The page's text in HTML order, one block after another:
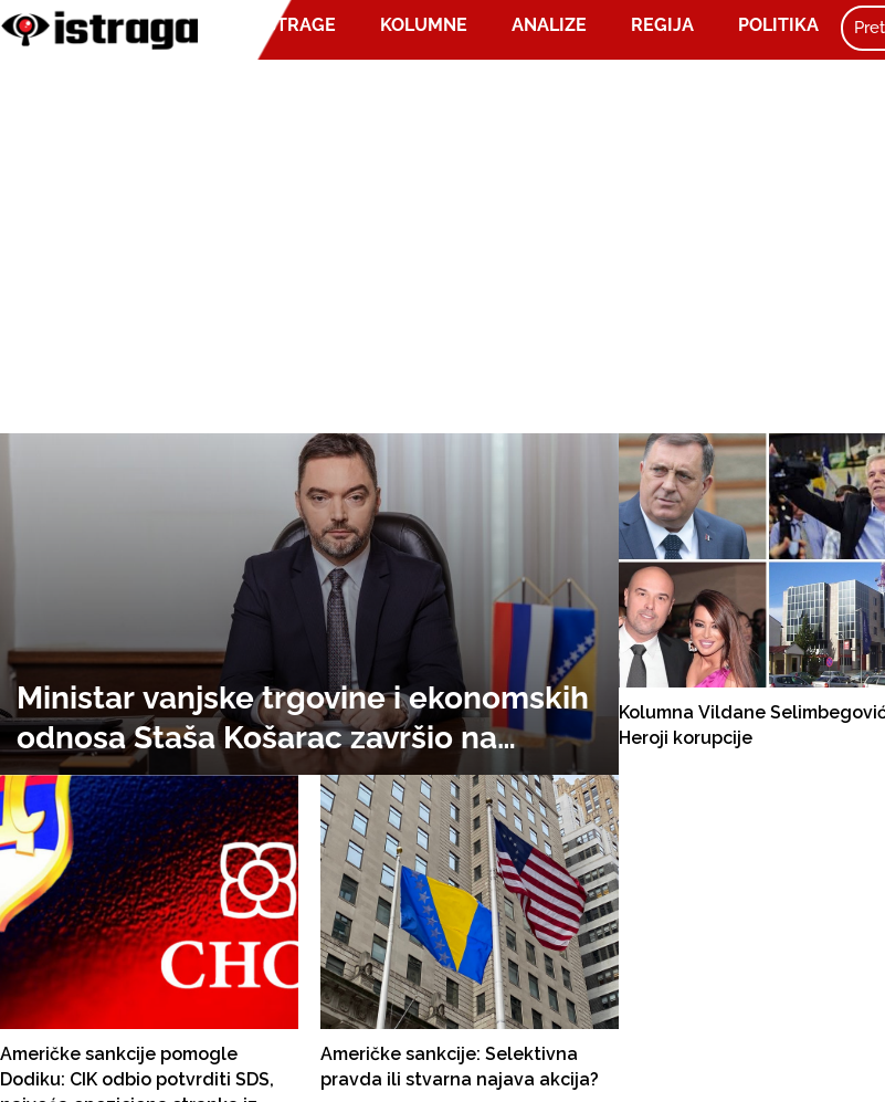
ISTRAGE KOLUMNE ANALIZE REGIJA POLITIKA
Ministar vanjske trgovine i ekonomskih
odnosa Staša Košarac završio na
američkoj crnoj listi
Američke sankcije pomogle
Dodiku: CIK odbio potvrditi SDS,
Američke sankcije: Selektivna
pravda ili stvarna najava akcija?
Kolumna Vildane
Heroji korupcije